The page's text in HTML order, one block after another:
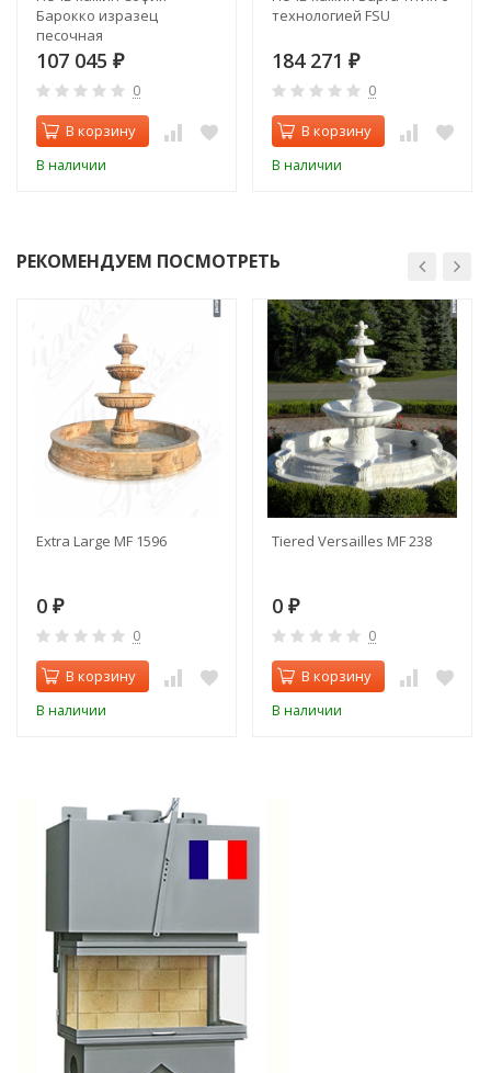
Барокко изразец
песочная
107 045 ₽
0
В корзину
В наличии
технологией FSU
184 271 ₽
0
В корзину
В наличии
РЕКОМЕНДУЕМ ПОСМОТРЕТЬ
Extra Large MF 1596
0 ₽
0
В корзину
В наличии
Tiered Versailles MF 238
0 ₽
0
В корзину
В наличии